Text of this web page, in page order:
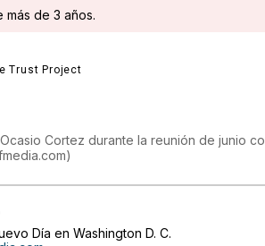
más de 3 años.
Cortez durante la reunión de junio
)
Día en Washington D. C.